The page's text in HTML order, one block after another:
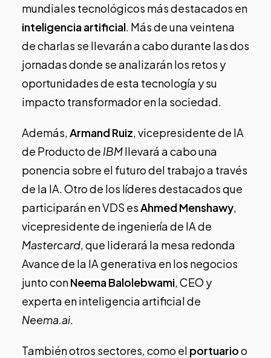
mundiales tecnológicos más destacados en
inteligencia artificial. Más de una veintena
de charlas se llevarán a cabo durante las dos
jornadas donde se analizarán los retos y
oportunidades de esta tecnología y su
impacto transformador en la sociedad.
Además,Armand Ruiz, vicepresidente de IA
de Producto de IBMllevará a cabo una
ponencia sobre el futuro del trabajo a través
de la IA. Otro de los líderes destacados que
participarán en VDS esAhmed Menshawy,
vicepresidente de ingeniería de IA de
Mastercard, que liderará la mesa redonda
Avance de la IA generativa en los negocios
junto conNeema Balolebwami, CEO y
experta en inteligencia artificial de
Neema.ai.
También otros sectores, como el portuarioo